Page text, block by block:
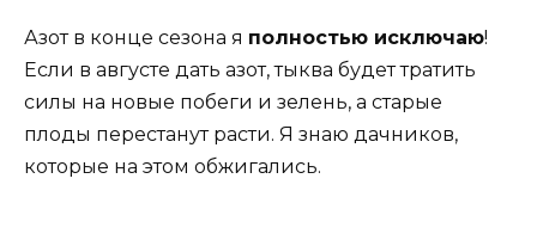
Азот в конце сезона я полностью исключаю!
Если в августе дать азот, тыква будет тратить
силы на новые побеги и зелень, а старые
плоды перестанут расти. Я знаю дачников,
которые на этом обжигались.